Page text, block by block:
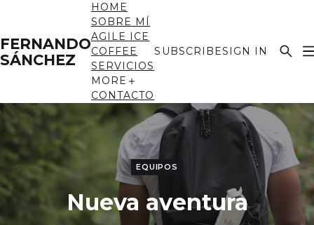
FERNANDO
SÁNCHEZ
HOME
SOBRE MÍ
AGILE ICE
COFFEE
SERVICIOS
MORE
CONTACTO
SUBSCRIBESIGN IN
EQUIPOS
Nueva aventura